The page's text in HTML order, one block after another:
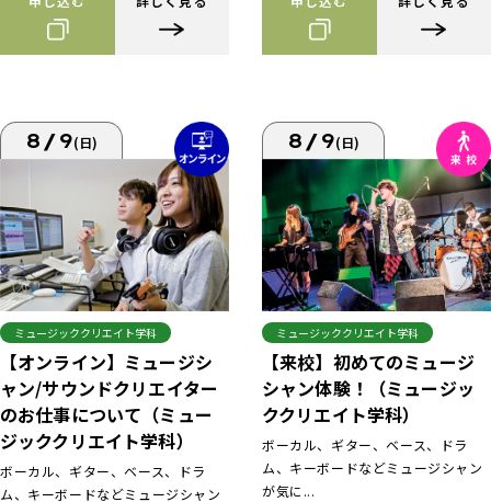
8/9(日)
ミュージッククリエイト学科
【オンライン】ミュージシ
ャン/サウンドクリエイター
のお仕事について（ミュー
ジッククリエイト学科）
ボーカル、ギター、ベース、ドラ
ム、キーボードなどミュージシャン
8/9(日)
ミュージッククリエイト学科
【来校】初めてのミュージ
シャン体験！（ミュージッ
ククリエイト学科）
ボーカル、ギター、ベース、ドラ
ム、キーボードなどミュージシャン
が気に...